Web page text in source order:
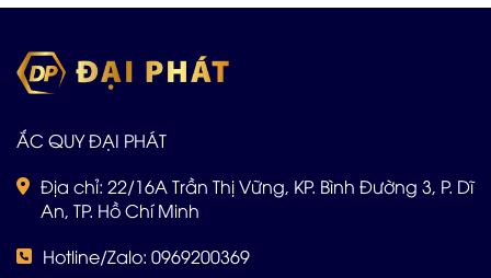
ẮC QUY ĐẠI PHÁT
Địa chỉ: 22/16A Trần Thị Vững, KP. Bình Đường 3, P. Dĩ
An, TP. Hồ Chí Minh
Hotline/Zalo: 0969200369